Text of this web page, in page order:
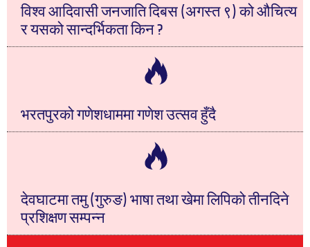
विश्व आदिवासी जनजाति दिबस (अगस्त ९) को औचित्य
र यसको सान्दर्भिकता किन ?
भरतपुरको गणेशधाममा गणेश उत्सव हुँदै
देवघाटमा तमु (गुरुङ) भाषा तथा खेमा लिपिको तीनदिने
प्रशिक्षण सम्पन्न